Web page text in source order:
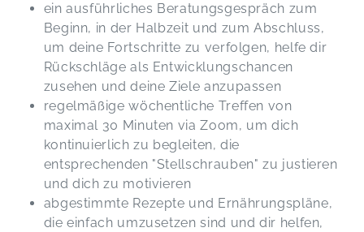
ein ausführliches Beratungsgespräch zum
Beginn, in der Halbzeit und zum Abschluss,
um deine Fortschritte zu verfolgen, helfe dir
Rückschläge als Entwicklungschancen
zusehen und deine Ziele anzupassen
regelmäßige wöchentliche Treffen von
maximal 30 Minuten via Zoom, um dich
kontinuierlich zu begleiten, die
entsprechenden "Stellschrauben" zu justieren
und dich zu motivieren
abgestimmte Rezepte und Ernährungspläne,
die einfach umzusetzen sind und dir helfen,